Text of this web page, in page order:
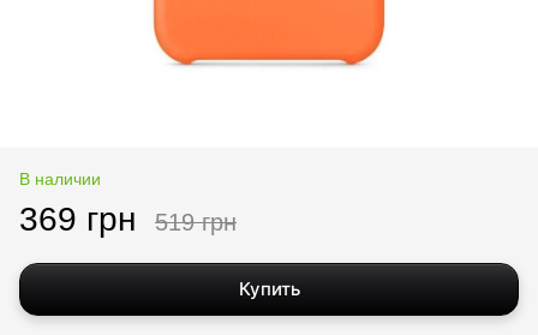
В наличии
369 грн 519 грн
Купить